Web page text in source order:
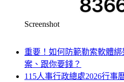
Screenshot
重要！如何防範勒索軟體
案、跟你要錢？
115人事行政總處2026行事